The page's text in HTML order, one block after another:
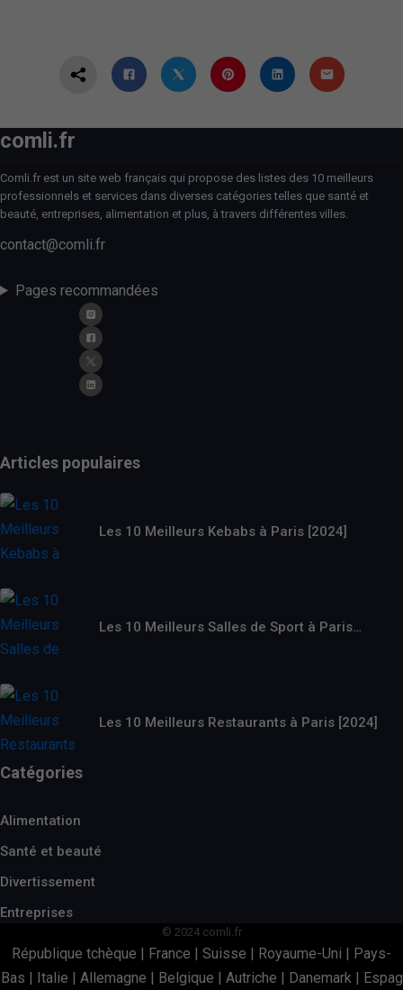
comli.fr
Comli.fr est un site web français qui propose des listes des 10 meilleurs
professionnels et services dans diverses catégories telles que santé et
beauté, entreprises, alimentation et plus, à travers différentes villes.
contact@comli.fr
Pages recommandées
Articles populaires
Les 10 Meilleurs Kebabs à Paris [2024]
Les 10 Meilleurs Salles de Sport à Paris…
Les 10 Meilleurs Restaurants à Paris [2024]
Catégories
Alimentation
Santé et beauté
Divertissement
Entreprises
© 2024 comli.fr
République tchèque | France | Suisse | Royaume-Uni | Pays-
Bas | Italie | Allemagne | Belgique | Autriche | Danemark | Espag